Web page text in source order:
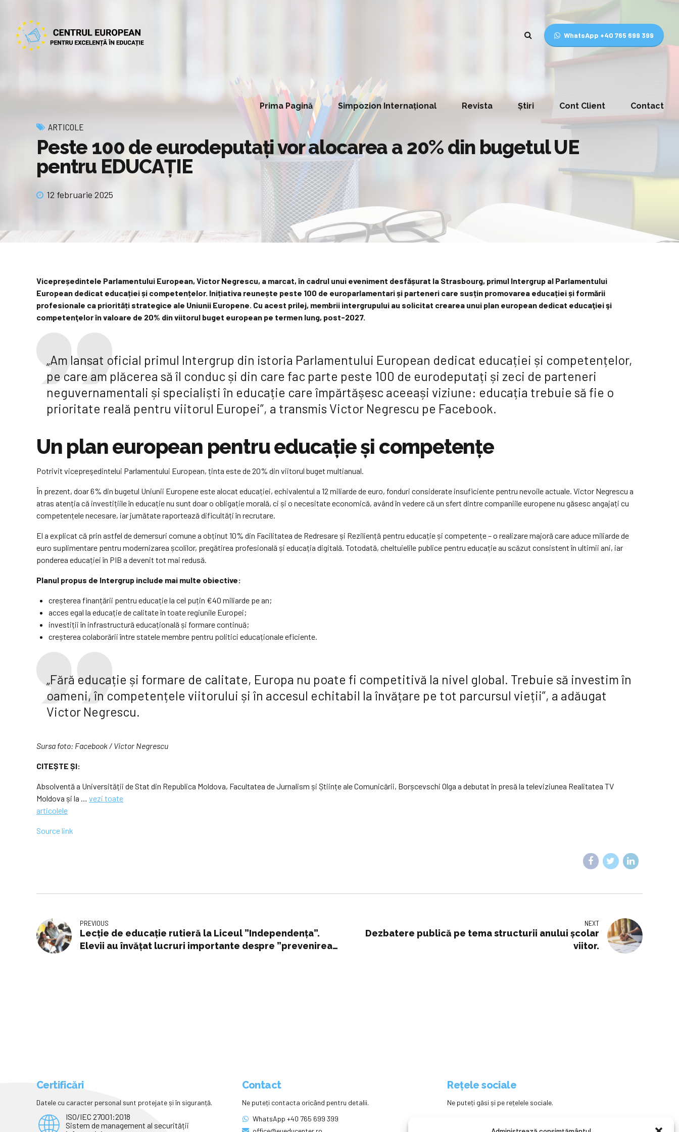
WhatsApp +40 765 699 399
Prima Pagină Simpozion Internațional Revista Știri Cont Client Contact
ARTICOLE
Peste 100 de eurodeputaţi vor alocarea a 20% din bugetul UE
pentru EDUCAȚIE
12 februarie 2025
Vicepreședintele Parlamentului European, Victor Negrescu, a marcat, în cadrul unui eveniment desfășurat la Strasbourg, primul Intergrup al Parlamentului
European dedicat educației și competențelor. Inițiativa reunește peste 100 de europarlamentari și parteneri care susțin promovarea educației și formării
profesionale ca priorități strategice ale Uniunii Europene. Cu acest prilej, membrii intergrupului au solicitat crearea unui plan european dedicat educaţiei şi
competenţelor în valoare de 20% din viitorul buget european pe termen lung, post-2027.
„Am lansat oficial primul Intergrup din istoria Parlamentului European dedicat educației și competențelor,
pe care am plăcerea să îl conduc și din care fac parte peste 100 de eurodeputați și zeci de parteneri
neguvernamentali și specialiști în educație care împărtășesc aceeași viziune: educația trebuie să fie o
prioritate reală pentru viitorul Europei”, a transmis Victor Negrescu pe Facebook.
Un plan european pentru educație și competențe
Potrivit vicepreşedintelui Parlamentului European, ținta este de 20% din viitorul buget multianual.
În prezent, doar 6% din bugetul Uniunii Europene este alocat educației, echivalentul a 12 miliarde de euro, fonduri considerate insuficiente pentru nevoile actuale. Victor Negrescu a
atras atenția că investițiile în educație nu sunt doar o obligație morală, ci și o necesitate economică, având în vedere că un sfert dintre companiile europene nu găsesc angajați cu
competențele necesare, iar jumătate raportează dificultăți în recrutare.
El a explicat că prin astfel de demersuri comune a obținut 10% din Facilitatea de Redresare și Reziliență pentru educație și competențe – o realizare majoră care aduce miliarde de
euro suplimentare pentru modernizarea școlilor, pregătirea profesională și educația digitală. Totodată, cheltuielile publice pentru educație au scăzut consistent în ultimii ani, iar
ponderea educației în PIB a devenit tot mai redusă.
Planul propus de Intergrup include mai multe obiective:
creșterea finanțării pentru educație la cel puțin €40 miliarde pe an;
acces egal la educație de calitate în toate regiunile Europei;
investiții în infrastructură educațională și formare continuă;
creșterea colaborării între statele membre pentru politici educaționale eficiente.
„Fără educație și formare de calitate, Europa nu poate fi competitivă la nivel global. Trebuie să investim în
oameni, în competențele viitorului și în accesul echitabil la învățare pe tot parcursul vieții”, a adăugat
Victor Negrescu.
Sursa foto: Facebook / Victor Negrescu
CITEȘTE ȘI:
Absolventă a Universității de Stat din Republica Moldova, Facultatea de Jurnalism și Științe ale Comunicării, Borșcevschi Olga a debutat în presă la televiziunea Realitatea TV
Moldova și la … vezi toate
articolele
Source link
PREVIOUS
Lecție de educație rutieră la Liceul ”Independența”.
Elevii au învățat lucruri importante despre ”prevenirea
NEXT
Dezbatere publică pe tema structurii anului școlar
viitor.
Certificări
Datele cu caracter personal sunt protejate și în siguranță.
ISO/IEC 27001:2018
Sistem de management al securității
Contact
Ne puteți contacta oricând pentru detalii.
WhatsApp +40 765 699 399
Rețele sociale
Ne puteți găsi și pe rețelele sociale.